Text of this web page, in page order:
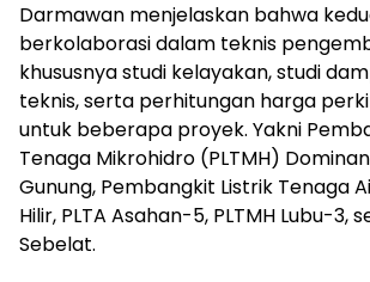
Darmawan menjelaskan bahwa
berkolaborasi dalam teknis
khususnya studi kelayakan, studi
teknis, serta perhitungan harga
untuk beberapa proyek. Yakni
Tenaga Mikrohidro (PLTMH)
Gunung, Pembangkit Listrik Tenaga
Hilir, PLTA Asahan-5, PLTMH Lubu-3,
Sebelat.